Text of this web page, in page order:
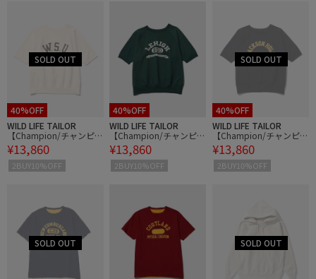
40%OFF
WILD LIFE TAILOR
【Champion/チャンピオ
ン】CRSS SHORT SLEEV
E SWEATSHIRT
¥13,860
2BUY10%OFF
40%OFF
WILD LIFE TAILOR
【Champion/チャンピオ
ン】CRSS SHORT SLEEV
E SWEATSHIRT
¥13,860
2BUY10%OFF
40%OFF
WILD LIFE TAILOR
【Champion/チャンピオ
ン】CRSS SHORT SLEEV
E SWEATSHIRT
¥13,860
2BUY10%OFF